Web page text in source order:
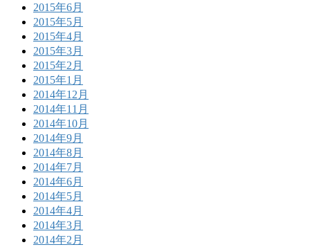
2015年6月
2015年5月
2015年4月
2015年3月
2015年2月
2015年1月
2014年12月
2014年11月
2014年10月
2014年9月
2014年8月
2014年7月
2014年6月
2014年5月
2014年4月
2014年3月
2014年2月